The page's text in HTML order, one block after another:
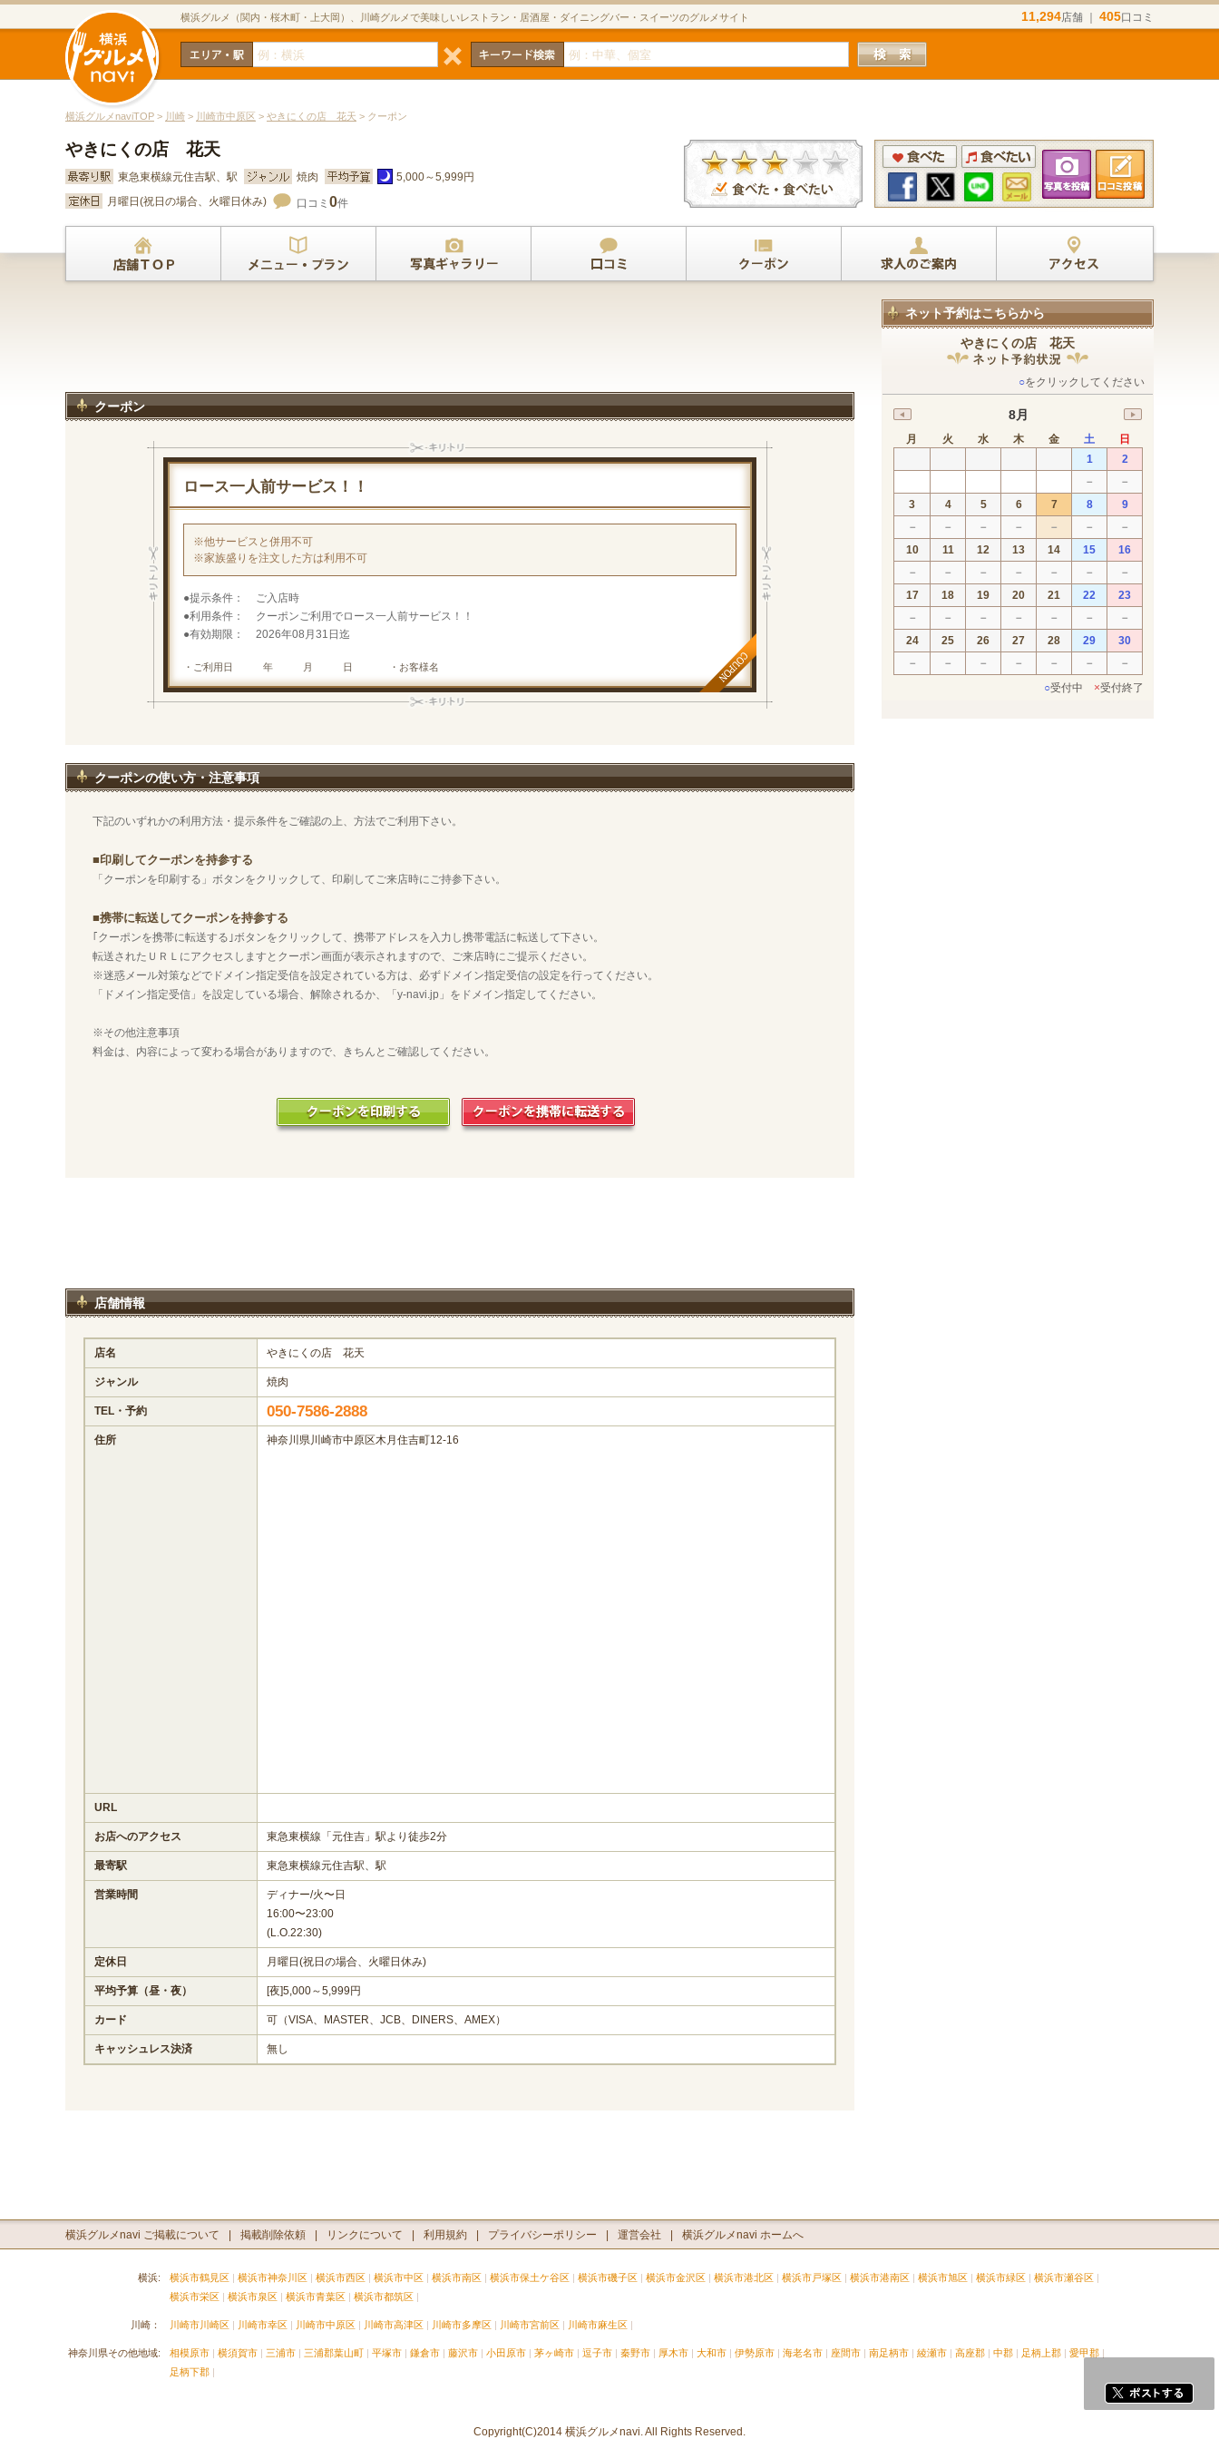
11,294店舗 ｜ 405口コミ
横浜グルメ（関内・桜木町・上大岡）、川崎グルメで美味しいレストラン・居酒屋・ダイニングバー・スイーツのグルメサイト
横浜グルメnaviTOP > 川崎 > 川崎市中原区 > やきにくの店 花天 > クーポン
やきにくの店 花天
東急東横線元住吉駅、駅 焼肉
5,000～5,999円
月曜日(祝日の場合、火曜日休み)
口コミ 0件
クーポン
ロース一人前サービス！！
※他サービスと併用不可
※家族盛りを注文した方は利用不可
提示条件
ご入店時
利用条件
クーポンご利用でロース一人前サービス！！
有効期限
2026年08月31日迄
・ご利用日 年 月 日 ・お客様名
クーポンの使い方・注意事項
下記のいずれかの利用方法・提示条件をご確認の上、方法でご利用下さい。
■印刷してクーポンを持参する
「クーポンを印刷する」ボタンをクリックして、印刷してご来店時にご持参下さい。
■携帯に転送してクーポンを持参する
｢クーポンを携帯に転送する｣ボタンをクリックして、携帯アドレスを入力し携帯電話に転送して下さい。
転送されたＵＲＬにアクセスしますとクーポン画面が表示されますので、ご来店時にご提示ください。
※迷惑メール対策などでドメイン指定受信を設定されている方は、必ずドメイン指定受信の設定を行ってください。
「ドメイン指定受信」を設定している場合、解除されるか、「y-navi.jp」をドメイン指定してください。
※その他注意事項
料金は、内容によって変わる場合がありますので、きちんとご確認してください。
店舗情報
店名 やきにくの店 花天
ジャンル 焼肉
TEL・予約 050-7586-2888
住所 神奈川県川崎市中原区木月住吉町12-16
URL
お店へのアクセス 東急東横線「元住吉」駅より徒歩2分
最寄駅 東急東横線元住吉駅、駅
営業時間
ディナー/火〜日
16:00〜23:00
(L.O.22:30)
定休日 月曜日(祝日の場合、火曜日休み)
平均予算（昼・夜） [夜]5,000～5,999円
カード 可（VISA、MASTER、JCB、DINERS、AMEX）
キャッシュレス決済 無し
ネット予約はこちらから
やきにくの店 花天
○をクリックしてください
8月
月 火 水 木 金 土
日
1
2
－
－
3
4 5 6 7 8
9
－
－ － － － －
－
10
11 12 13 14 15
16
－
－ － － － －
－
17
18 19 20 21 22
23
－
－ － － － －
－
24
25 26 27 28 29
30
－
－ － － － －
－
○受付中 ×受付終了
横浜グルメnavi ご掲載について 掲載削除依頼 リンクについて 利用規約 プライバシーポリシー 運営会社 横浜グルメnavi ホームへ
横浜: 横浜市鶴見区 横浜市神奈川区 横浜市西区 横浜市中区 横浜市南区 横浜市保土ケ谷区 横浜市磯子区 横浜市金沢区 横浜市港北区 横浜市戸塚区 横浜市港南区 横浜市旭区 横浜市緑区
横浜市瀬谷区
横浜市栄区
横浜市泉区 横浜市青葉区 横浜市都筑区
川崎： 川崎市川崎区 川崎市幸区 川崎市中原区 川崎市高津区 川崎市多摩区 川崎市宮前区 川崎市麻生区
神奈川県その他地域: 相模原市 横須賀市 三浦市 三浦郡葉山町 平塚市 鎌倉市 藤沢市 小田原市 茅ヶ崎市 逗子市 秦野市 厚木市 大和市 伊勢原市 海老名市 座間市 南足柄市 綾瀬市 高座郡 中郡 足柄上郡
愛甲郡
足柄下郡
Copyright(C)2014 横浜グルメnavi. All Rights Reserved.